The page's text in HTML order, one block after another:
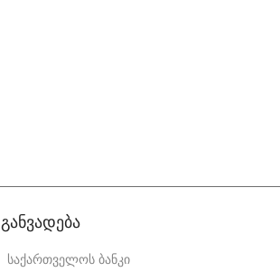
განვადება
საქართველოს ბანკი